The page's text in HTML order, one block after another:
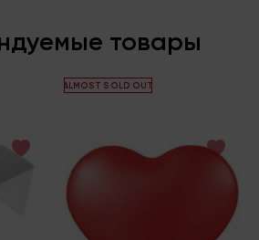
товары
ALMOST SOLD OUT